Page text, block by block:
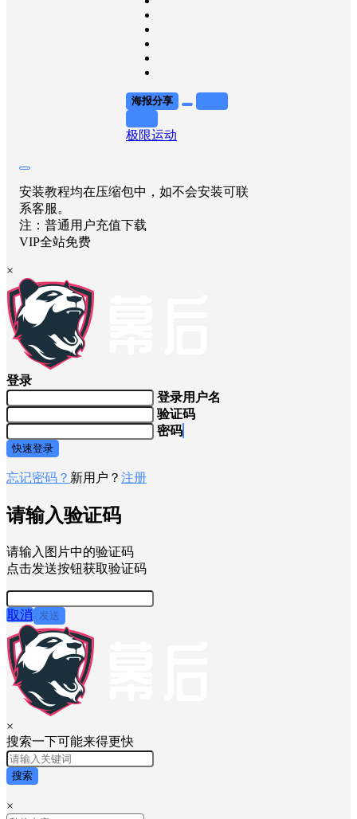
海报分享
极限运动
安装教程均在压缩包中，如不会安装可联
系客服。
注：普通用户充值下载
VIP全站免费
×
登录
登录用户名
验证码
密码
快速登录
忘记密码？ 新用户？ 注册
请输入验证码
请输入图片中的验证码
点击发送按钮获取验证码
取消 发送
×
搜索一下可能来得更快
搜索
×